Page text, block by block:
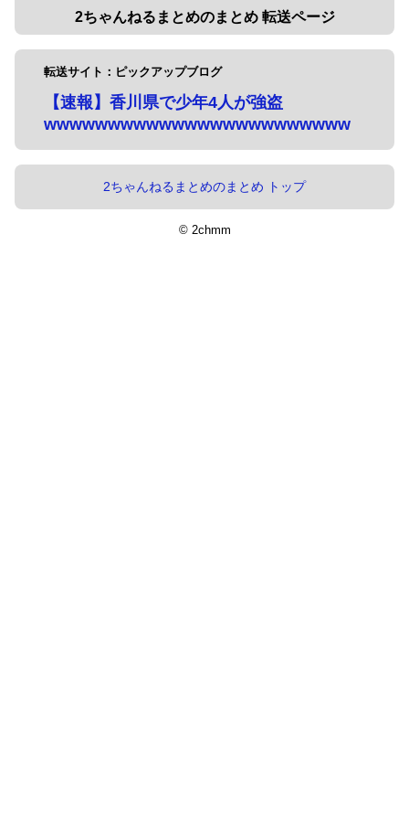
2ちゃんねるまとめのまとめ 転送ページ
転送サイト：ピックアップブログ
【速報】香川県で少年4人が強盗
wwwwwwwwwwwwwwwwwwwwwwww
2ちゃんねるまとめのまとめ トップ
© 2chmm